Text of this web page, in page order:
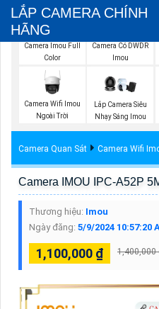
LẮP CAMERA CHÍNH
HÃNG
Camera Imou Full
Color
Camera Có DWDR
Imou
Camera Wifi Imou
Ngoài Trời
Lắp Camera Siêu
Nhạy Sáng Imou
Camera Quan Sát Camera Wifi
Camera IMOU IPC-A52P
Thương hiệu: Imou
Ngày đăng: 5/9/2024 10:57:20
1,100,000 ₫ 1,400,000